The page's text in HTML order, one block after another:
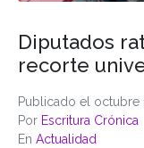
Publicado el octubre
Por Escritura Crónica
En Actualidad
Diputados
recorte